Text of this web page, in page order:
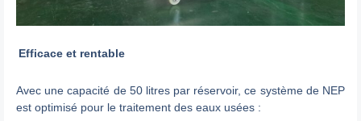
Efficace et rentable
Avec une capacité de 50 litres par réservoir, ce système de NEP
est optimisé pour le traitement des eaux usées :